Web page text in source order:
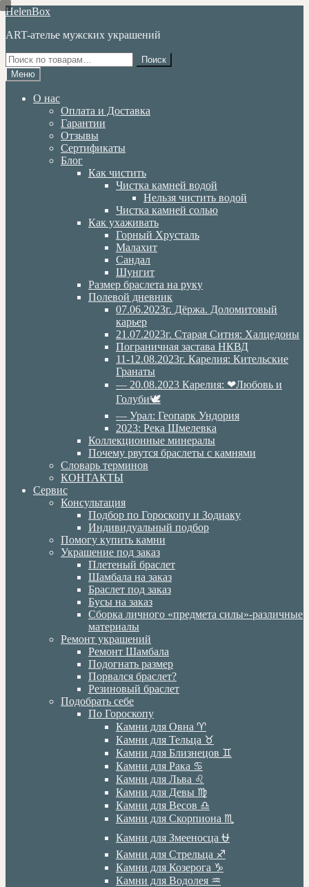
Перейти
навигации
Перейти
содержимому
HelenBox
ART-ателье мужских украшений
Искать:
Поиск
Меню
О нас
Оплата и Доставка
Гарантии
Отзывы
Сертификаты
Блог
Как чистить
Чистка камней водой
Нельзя чистить водой
Чистка камней солью
Как ухаживать
Горный Хрусталь
Малахит
Сандал
Шунгит
Размер браслета на руку
Полевой дневник
07.06.2023г. Дёржа. Доломитовый
карьер
21.07.2023г. Старая Ситня: Халцедоны
Пограничная застава НКВД
11-12.08.2023г. Карелия: Кительские
Гранаты
— 20.08.2023 Карелия: ❤Любовь и
Голуби🕊
— Урал: Геопарк Ундория
2023: Река Шмелевка
Коллекционные минералы
Почему рвутся браслеты с камнями
Словарь терминов
КОНТАКТЫ
Сервис
Консультация
Подбор по Гороскопу и Зодиаку
Индивидуальный подбор
Помогу купить камни
Украшение под заказ
Плетеный браслет
Шамбала на заказ
Браслет под заказ
Бусы на заказ
Сборка личного «предмета силы»-различные
материалы
Ремонт украшений
Ремонт Шамбала
Подогнать размер
Порвался браслет?
Резиновый браслет
Подобрать себе
По Гороскопу
Камни для Овна ♈️
Камни для Тельца ♉️
Камни для Близнецов ♊️
Камни для Рака ♋️
Камни для Льва ♌️
Камни для Девы ♍️
Камни для Весов ♎️
Камни для Скорпиона ♏️
Камни для Змееносца ⛎
Камни для Стрельца ♐️
Камни для Козерога ♑️
Камни для Водолея ♒️